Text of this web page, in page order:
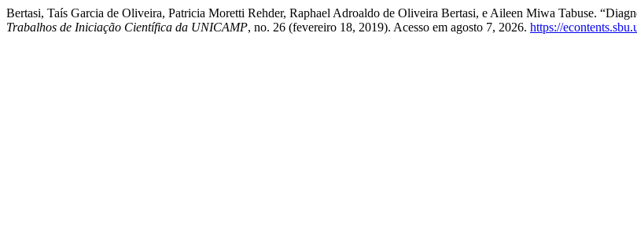
Bertasi, Taís Garcia de Oliveira, Patricia Moretti Rehder, Raphael Adroaldo de Oliveira Bertasi, e Aileen Miwa Tabuse.
Trabalhos de Iniciação Científica da UNICAMP, no. 26 (fevereiro 18, 2019). Acesso em agosto 7, 2026. https://